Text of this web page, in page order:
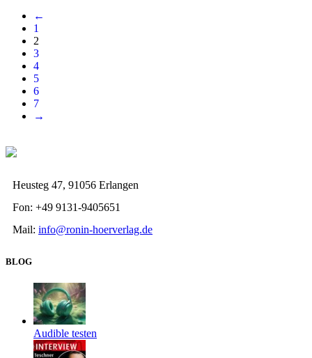
←
1
2
3
4
5
6
7
→
Heusteg 47, 91056 Erlangen
Fon: +49 9131-9405651
Mail: info@ronin-hoerverlag.de
BLOG
Audible testen